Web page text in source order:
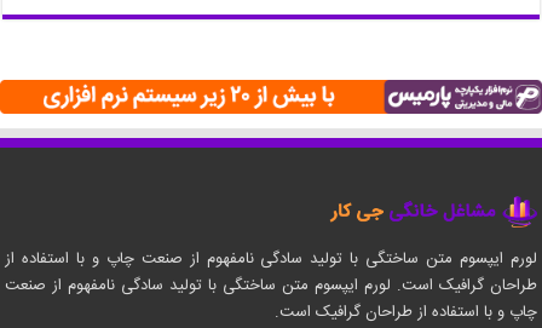
لورم ایپسوم متن ساختگی با تولید سادگی نامفهوم از صنعت چاپ و با استفاده از
طراحان گرافیک است. لورم ایپسوم متن ساختگی با تولید سادگی نامفهوم از صنعت
چاپ و با استفاده از طراحان گرافیک است.